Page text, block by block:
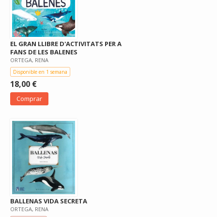
EL GRAN LLIBRE D'ACTIVITATS PER A
FANS DE LES BALENES
ORTEGA, RENA
Disponible en 1 semana
18,00 €
Comprar
BALLENAS VIDA SECRETA
ORTEGA, RENA